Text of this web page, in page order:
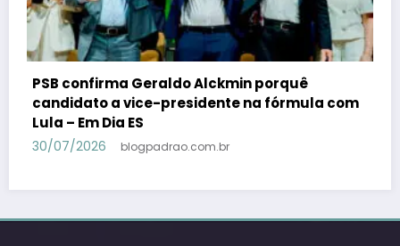
Resguardo diz ao STF que Bolsonaro não
autorizou vídeo de IA na convenção do PL – Em
Dia ES
29/07/2026 blogpadrao.com.br